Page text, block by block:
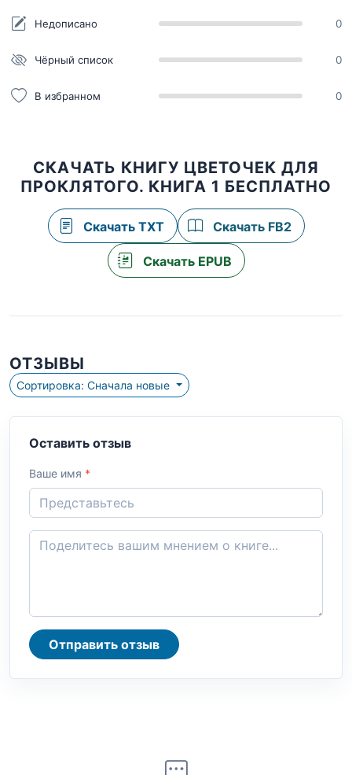
Недописано 0
Чёрный список 0
В избранном 0
СКАЧАТЬ КНИГУ ЦВЕТОЧЕК ДЛЯ
ПРОКЛЯТОГО. КНИГА 1 БЕСПЛАТНО
Скачать TXT Скачать FB2
Скачать EPUB
ОТЗЫВЫ
Сортировка: Сначала новые
Оставить отзыв
Ваше имя *
Отправить отзыв